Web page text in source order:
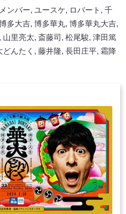
メンバー, ユースケ, ロバート , 千
多大吉, 博多華丸, 博多華丸大吉,
, 山里亮太, 斎藤司 , 松尾駿, 津田篤
どんたく , 藤井隆, 長田庄平, 霜降